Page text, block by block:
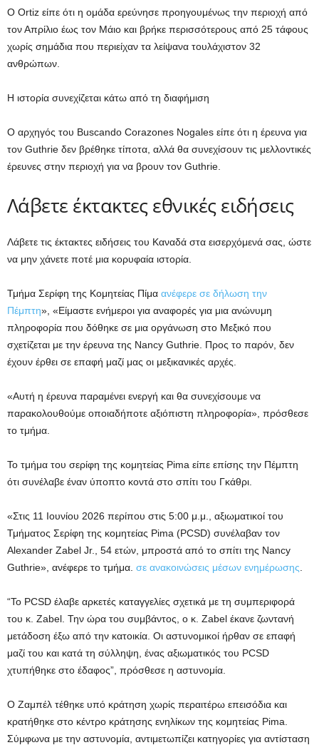
Ο Ortiz είπε ότι η ομάδα ερεύνησε προηγουμένως την περιοχή από
τον Απρίλιο έως τον Μάιο και βρήκε περισσότερους από 25 τάφους
χωρίς σημάδια που περιείχαν τα λείψανα τουλάχιστον 32
ανθρώπων.
Η ιστορία συνεχίζεται κάτω από τη διαφήμιση
Ο αρχηγός του Buscando Corazones Nogales είπε ότι η έρευνα για
τον Guthrie δεν βρέθηκε τίποτα, αλλά θα συνεχίσουν τις μελλοντικές
έρευνες στην περιοχή για να βρουν τον Guthrie.
Λάβετε έκτακτες εθνικές ειδήσεις
Λάβετε τις έκτακτες ειδήσεις του Καναδά στα εισερχόμενά σας, ώστε
να μην χάνετε ποτέ μια κορυφαία ιστορία.
Τμήμα Σερίφη της Κομητείας Πίμα ανέφερε σε δήλωση την
Πέμπτη», «Είμαστε ενήμεροι για αναφορές για μια ανώνυμη
πληροφορία που δόθηκε σε μια οργάνωση στο Μεξικό που
σχετίζεται με την έρευνα της Nancy Guthrie. Προς το παρόν, δεν
έχουν έρθει σε επαφή μαζί μας οι μεξικανικές αρχές.
«Αυτή η έρευνα παραμένει ενεργή και θα συνεχίσουμε να
παρακολουθούμε οποιαδήποτε αξιόπιστη πληροφορία», πρόσθεσε
το τμήμα.
Το τμήμα του σερίφη της κομητείας Pima είπε επίσης την Πέμπτη
ότι συνέλαβε έναν ύποπτο κοντά στο σπίτι του Γκάθρι.
«Στις 11 Ιουνίου 2026 περίπου στις 5:00 μ.μ., αξιωματικοί του
Τμήματος Σερίφη της κομητείας Pima (PCSD) συνέλαβαν τον
Alexander Zabel Jr., 54 ετών, μπροστά από το σπίτι της Nancy
Guthrie», ανέφερε το τμήμα. σε ανακοινώσεις μέσων ενημέρωσης
“Το PCSD έλαβε αρκετές καταγγελίες σχετικά με τη συμπεριφορά
του κ. Zabel. Την ώρα του συμβάντος, ο κ. Zabel έκανε ζωντανή
μετάδοση έξω από την κατοικία. Οι αστυνομικοί ήρθαν σε επαφή
μαζί του και κατά τη σύλληψη, ένας αξιωματικός του PCSD
χτυπήθηκε στο έδαφος”, πρόσθεσε η αστυνομία.
Ο Ζαμπέλ τέθηκε υπό κράτηση χωρίς περαιτέρω επεισόδια και
κρατήθηκε στο κέντρο κράτησης ενηλίκων της κομητείας Pima.
Σύμφωνα με την αστυνομία, αντιμετωπίζει κατηγορίες για αντίσταση